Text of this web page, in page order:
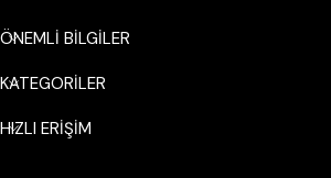
ÖNEMLİ BİLGİLER
KATEGORILER
HIZLI ERİŞİM